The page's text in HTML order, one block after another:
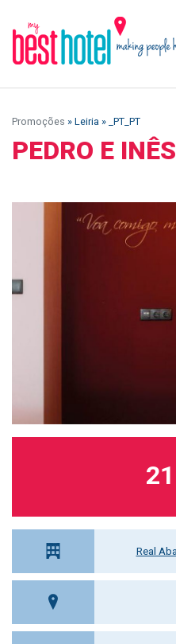
Promoções » Leiria » _PT_PT
PEDRO E INÊS
Real